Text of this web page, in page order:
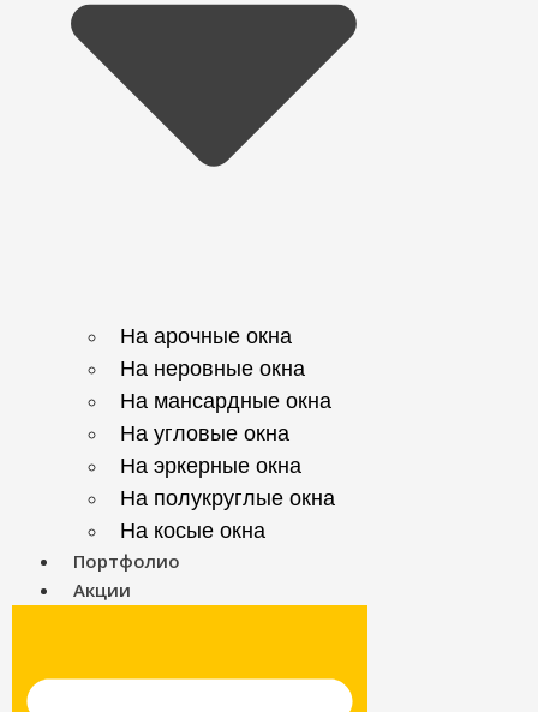
На арочные окна
На неровные окна
На мансардные окна
На угловые окна
На эркерные окна
На полукруглые окна
На косые окна
Портфолио
Акции